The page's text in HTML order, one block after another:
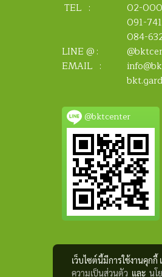
TEL :
02-
091-
084-
LINE @ :
EMAIL :
@bktcenter
เว็บไซต์นี้มีการใช้งานคุก
ความเป็นส่วนตัว และ นโ